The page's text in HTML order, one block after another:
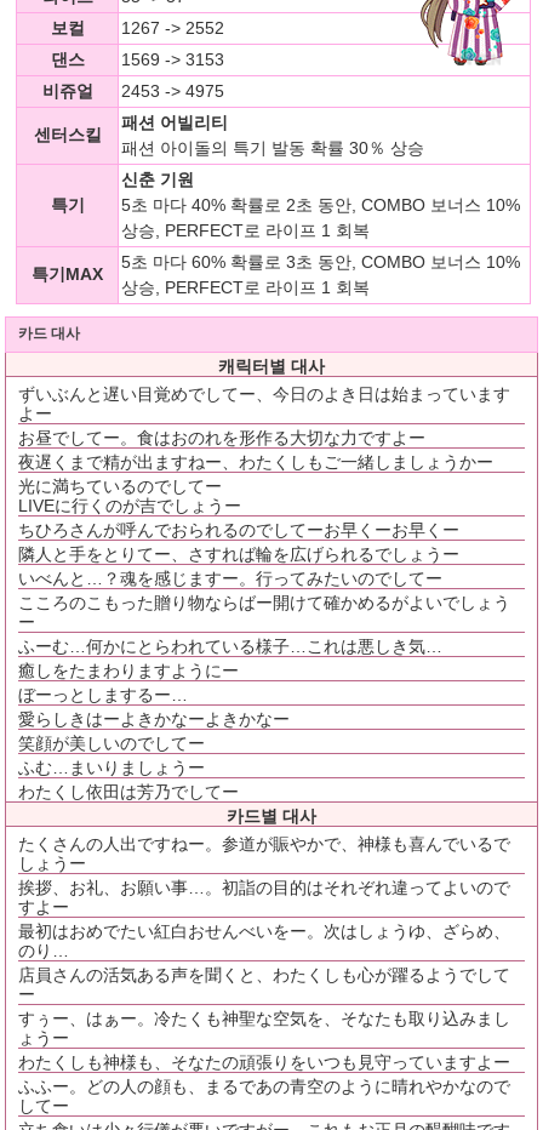
보컬
1267 -> 2552
댄스
1569 -> 3153
비쥬얼
2453 -> 4975
센터스킬
패션 어빌리티
패션 아이돌의 특기 발동 확률 30％ 상승
특기
신춘 기원
5초 마다 40% 확률로 2초 동안, COMBO 보너스 10%
상승, PERFECT로 라이프 1 회복
특기MAX
5초 마다 60% 확률로 3초 동안, COMBO 보너스 10%
상승, PERFECT로 라이프 1 회복
카드 대사
캐릭터별 대사
ずいぶんと遅い目覚めでしてー、今日のよき日は始まっています
よー
お昼でしてー。食はおのれを形作る大切な力ですよー
夜遅くまで精が出ますねー、わたくしもご一緒しましょうかー
光に満ちているのでしてー
LIVEに行くのが吉でしょうー
ちひろさんが呼んでおられるのでしてーお早くーお早くー
隣人と手をとりてー、さすれば輪を広げられるでしょうー
いべんと…？魂を感じますー。行ってみたいのでしてー
こころのこもった贈り物ならばー開けて確かめるがよいでしょう
ー
ふーむ…何かにとらわれている様子…これは悪しき気…
癒しをたまわりますようにー
ぼーっとしまするー…
愛らしきはーよきかなーよきかなー
笑顔が美しいのでしてー
ふむ…まいりましょうー
わたくし依田は芳乃でしてー
카드별 대사
たくさんの人出ですねー。参道が賑やかで、神様も喜んでいるで
しょうー
挨拶、お礼、お願い事…。初詣の目的はそれぞれ違ってよいので
すよー
最初はおめでたい紅白おせんべいをー。次はしょうゆ、ざらめ、
のり…
店員さんの活気ある声を聞くと、わたくしも心が躍るようでして
ー
すぅー、はぁー。冷たくも神聖な空気を、そなたも取り込みまし
ょうー
わたくしも神様も、そなたの頑張りをいつも見守っていますよー
ふふー。どの人の顔も、まるであの青空のように晴れやかなので
してー